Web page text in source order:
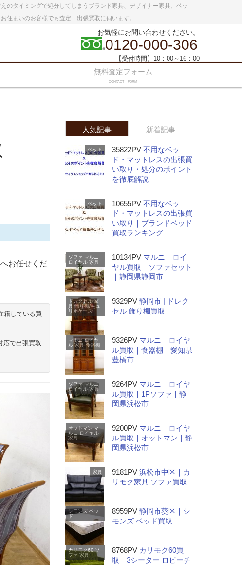
のタイミングで処分してしまうブランド家具、デザイナー家具、ベッ
住まいのお客様でも査定・出張買取に伺います。
お気軽にお問い合わせください。
0120-000-306
【受付時間】10：00～16：00
無料査定フォーム
CONTACT FORM
お任せくだ
籍している買
応で出張買取
人気記事 新着記事
ベッド 35822PV 不用なベッ
ド・マットレスの出張買
い取り・処分のポイント
を徹底解説
ベッド 10655PV 不用なベッ
ド・マットレスの出張買
い取り｜ブランドベッド
買取ランキング
ソファ マルニ
ロイヤル 家具
10134PV マルニ ロイ
ヤル買取｜ソファセット
｜静岡県静岡市
ドレクセル 家
具 飾り棚/キュ
リオケース
9329PV 静岡市 | ドレク
セル 飾り棚買取
マルニ ロイヤ
ル 家具 食器棚
9326PV マルニ ロイヤ
ル買取｜食器棚｜愛知県
豊橋市
ソファ マルニ
ロイヤル 家具
9264PV マルニ ロイヤ
ル買取｜1Pソファ｜静
岡県浜松市
オットマン マ
ルニ
ロイヤル
家具
9200PV マルニ ロイヤ
ル買取｜オットマン｜静
岡県浜松市
家具 9181PV 浜松市中区｜カ
リモク家具 ソファ買取
シモンズ ベッ
ド
8959PV 静岡市葵区｜シ
モンズ ベッド買取
カリモク60 ソ
ファ 家具
8768PV カリモク60買
取 3シーター ロビーチ